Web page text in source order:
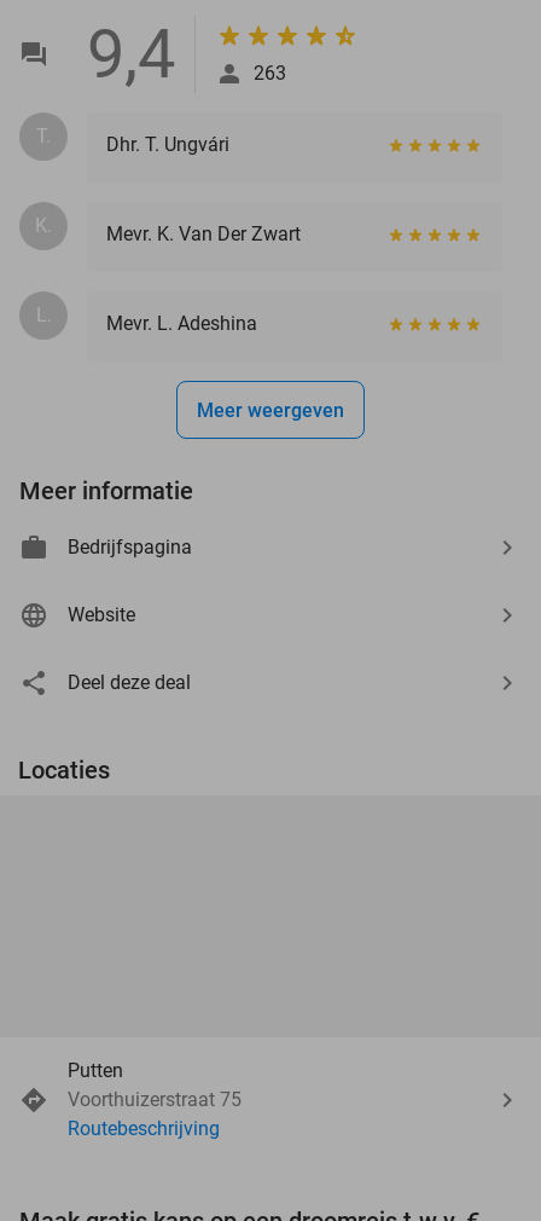
9,4 263
T. Dhr. T. Ungvári
K. Mevr. K. Van Der Zwart
L. Mevr. L. Adeshina
Meer weergeven
Meer informatie
Bedrijfspagina
Website
Deel deze deal
Locaties
Putten
Voorthuizerstraat 75
Routebeschrijving